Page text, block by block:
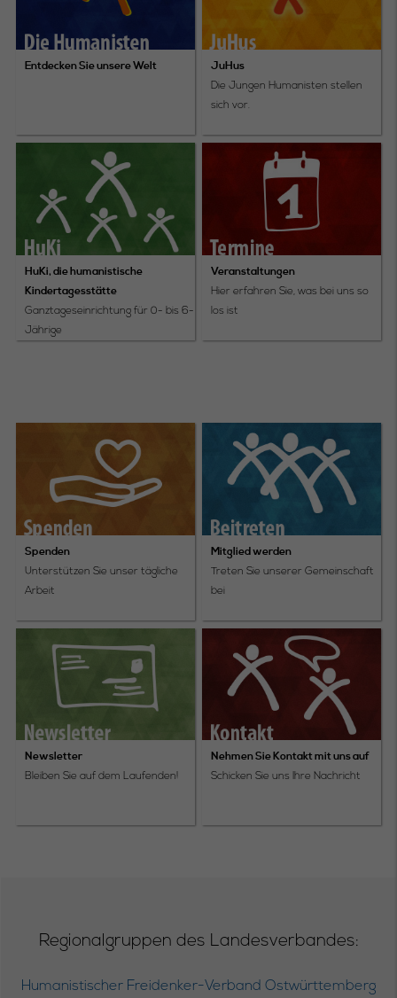
Entdecken Sie unsere Welt JuHus
Die Jungen Humanisten stellen
sich vor.
HuKi, die humanistische
Kindertagesstätte
Ganztageseinrichtung für 0- bis 6-
Jährige
Veranstaltungen
Hier erfahren Sie, was bei uns so
los ist
Spenden
Unterstützen Sie unser tägliche
Arbeit
Mitglied werden
Treten Sie unserer Gemeinschaft
bei
Newsletter
Bleiben Sie auf dem Laufenden!
Nehmen Sie Kontakt mit uns auf
Schicken Sie uns Ihre Nachricht
Regionalgruppen des Landesverbandes:
Humanistischer Freidenker-Verband Ostwürttemberg